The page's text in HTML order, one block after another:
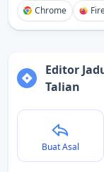
Chrome
Editor
Talian
Buat Asal